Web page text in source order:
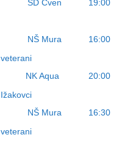
ŠD Cven 19:00
NŠ Mura
veterani
16:00
NK Aqua
Ižakovci
20:00
NŠ Mura
veterani
16:30